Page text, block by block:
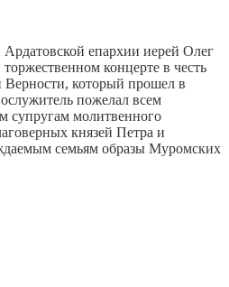
Ардатовской епархии иерей Олег
концерте в честь
который прошел в
пожелал всем
супругам молитвенного
князей Петра и
семьям образы Муромских